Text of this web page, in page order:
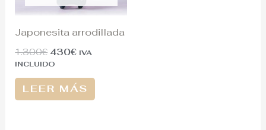
Japonesita arrodillada
1.300€ 430€ IVA
INCLUIDO
LEER MÁS